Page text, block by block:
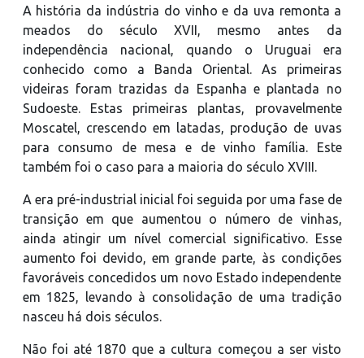
A história da indústria do vinho e da uva remonta a
meados do século XVII, mesmo antes da
independência nacional, quando o Uruguai era
conhecido como a Banda Oriental. As primeiras
videiras foram trazidas da Espanha e plantada no
Sudoeste. Estas primeiras plantas, provavelmente
Moscatel, crescendo em latadas, produção de uvas
para consumo de mesa e de vinho família. Este
também foi o caso para a maioria do século XVIII.
A era pré-industrial inicial foi seguida por uma fase de
transição em que aumentou o número de vinhas,
ainda atingir um nível comercial significativo. Esse
aumento foi devido, em grande parte, às condições
favoráveis ​​concedidos um novo Estado independente
em 1825, levando à consolidação de uma tradição
nasceu há dois séculos.
Não foi até 1870 que a cultura começou a ser visto